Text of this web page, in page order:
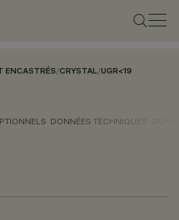
ENCASTRÉS/CRYSTAL/UGR<19
DONNÉES TECHNIQUES